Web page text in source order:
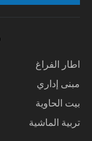
اطار الفراغ
مبنى إداري
بيت الحاوية
تربية الماشية